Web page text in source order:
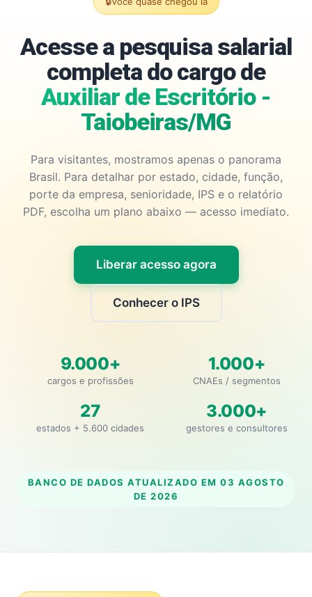
Acesse a pesquisa salarial
completa do cargo de
Auxiliar de Escritório -
Taiobeiras/MG
Para visitantes, mostramos apenas o panorama
Brasil. Para detalhar por estado, cidade, função,
porte da empresa, senioridade, IPS e o relatório
PDF, escolha um plano abaixo — acesso imediato.
Liberar acesso agora
Conhecer o IPS
9.000+
cargos e profissões
1.000+
CNAEs / segmentos
27
estados + 5.600 cidades
3.000+
gestores e consultores
BANCO DE DADOS ATUALIZADO EM 03 AGOSTO
DE 2026